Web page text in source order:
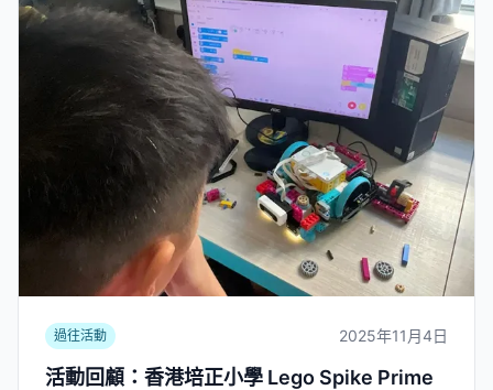
過往活動 2025年11月4日
活動回顧：香港培正小學 Lego Spike Prime